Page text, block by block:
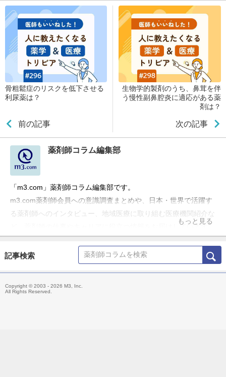
骨粗鬆症のリスクを低下させる
利尿薬は？
前の記事
生物学的製剤のうち、鼻茸を伴
う慢性副鼻腔炎に適応がある薬
剤は？
次の記事
薬剤師コラム編集部
「m3.com」薬剤師コラム編集部です。
m3.com薬剤師会員への意識調査まとめや、日本・世界で活躍す
る薬剤師へのインタビュー、地域医療に取り組む医療機関紹介な
ど、薬剤師の仕事やキャリアに役立つ情報をお届けしています。
もっと見る
記事検索
Copyright © 2003 - 2026 M3, Inc.
All Rights Reserved.